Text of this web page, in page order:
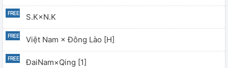
S.K×N.K
Việt Nam × Đông Lào [H]
ĐaiNam×Qing [1]